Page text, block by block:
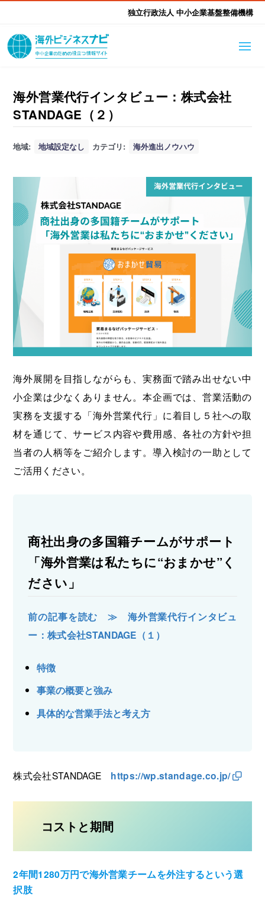
独立行政法人 中小企業基盤整備機構
海外ビジネスナビとは
はじめて海外
海外展開そもそも講座 生成AI活用ツール集
ふかぼり海外
進出・支援事例 調査レポート
本部・関東本部 北海道本部
東北本部 中部本部
北陸本部 近畿本部
中国本部 四国本部
支援メニュー
海外展開アドバイス支援 支援機関相談
海外展開支援メニュー 関係機関のリンク集
海外営業代行インタビュー：株式会社
STANDAGE（２）
地域: 地域設定なし カテゴリ: 海外進出ノウハウ
海外展開を目指しながらも、実務面で踏み出せない中
小企業は少なくありません。本企画では、営業活動の
実務を支援する「海外営業代行」に着目し５社への取
材を通じて、サービス内容や費用感、各社の方針や担
当者の人柄等をご紹介します。導入検討の一助として
ご活用ください。
商社出身の多国籍チームがサポート
「海外営業は私たちに“おまかせ”く
ださい」
前の記事を読む ≫ 海外営業代行インタビュ
ー：株式会社STANDAGE（１）
特徴
事業の概要と強み
具体的な営業手法と考え方
株式会社STANDAGE https://wp.standage.co.jp/
コストと期間
2年間1280万円で海外営業チームを外注するという選
択肢